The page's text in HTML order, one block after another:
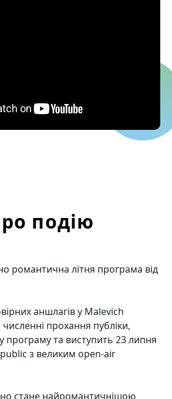
подію
романтична літня програма від
аншлагів у Malevich
прохання публіки,
програму та виступить 23 липня
з великим open-air
стане найромантичнішою